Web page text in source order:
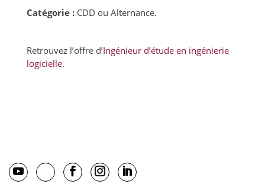
Catégorie : CDD ou Alternance.
Retrouvez l’offre d’Ingénieur d’étude en ingénierie
logicielle.